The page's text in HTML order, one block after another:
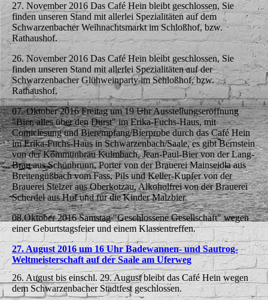
27. November 2016 Das Café Hein bleibt geschlossen, Sie
finden unseren Stand mit allerlei Spezialitäten auf dem
Schwarzenbacher Weihnachtsmarkt im Schloßhof, bzw.
Rathaushof.
26. November 2016 Das Café Hein bleibt geschlossen, Sie
finden unseren Stand mit allerlei Spezialitäten auf der
Schwarzenbacher Glühweinparty im Schloßhof, bzw.
Rathaushof.
07. Oktober 2016 Freitag um 19 Uhr Ausstellungseröffnung
"Bier, alles über den Durst" im Erika-Fuchs-Haus, mit
Comiclesung und Bierempfang/Bierprobe durch das Café Hein
im Erika-Fuchs-Haus in Schwarzenbach/Saale, es gibt Bernstein
von der Kommunbräu Kulmbach, Jean-Paul-Bier von der Lang-
Bräu aus Schönbrunn, Porter von der Brauerei Mainseidla aus
Breitengüßbach vom Fass, Pils und Keller-Kupfer von der
Brauerei Stelzer aus Oberkotzau, Alkoholfrei von der Brauerei
Scherdel aus Hof und für die Kinder Malzbier.
08.Oktober 2016 Samstag "Geschlossene Gesellschaft" wegen
einer Geburtstagsfeier und einem Klassentreffen.
27. August 2016 um 16 Uhr Badewannen- und Sautrog-
Weltmeisterschaft auf der Saale am Uferweg
26. August bis einschl. 29. August bleibt das Café Hein wegen
dem Schwarzenbacher Stadtfest geschlossen.